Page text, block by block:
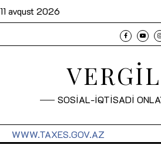
11 avqust 2026
SOSİAL-İQTİSADİ
WWW.TAXES.GOV.AZ